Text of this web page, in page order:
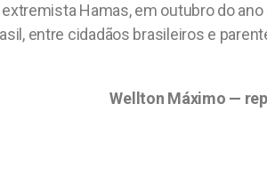
Hamas, em outubro do
entre cidadãos brasileiros e
Wellton Máximo —